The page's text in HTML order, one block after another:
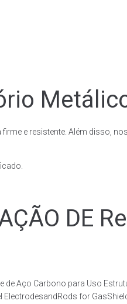
e resistente. Além disso,
DE
Aço Carbono para Uso
for